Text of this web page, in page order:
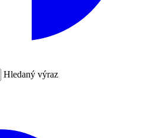
Hledaný výraz